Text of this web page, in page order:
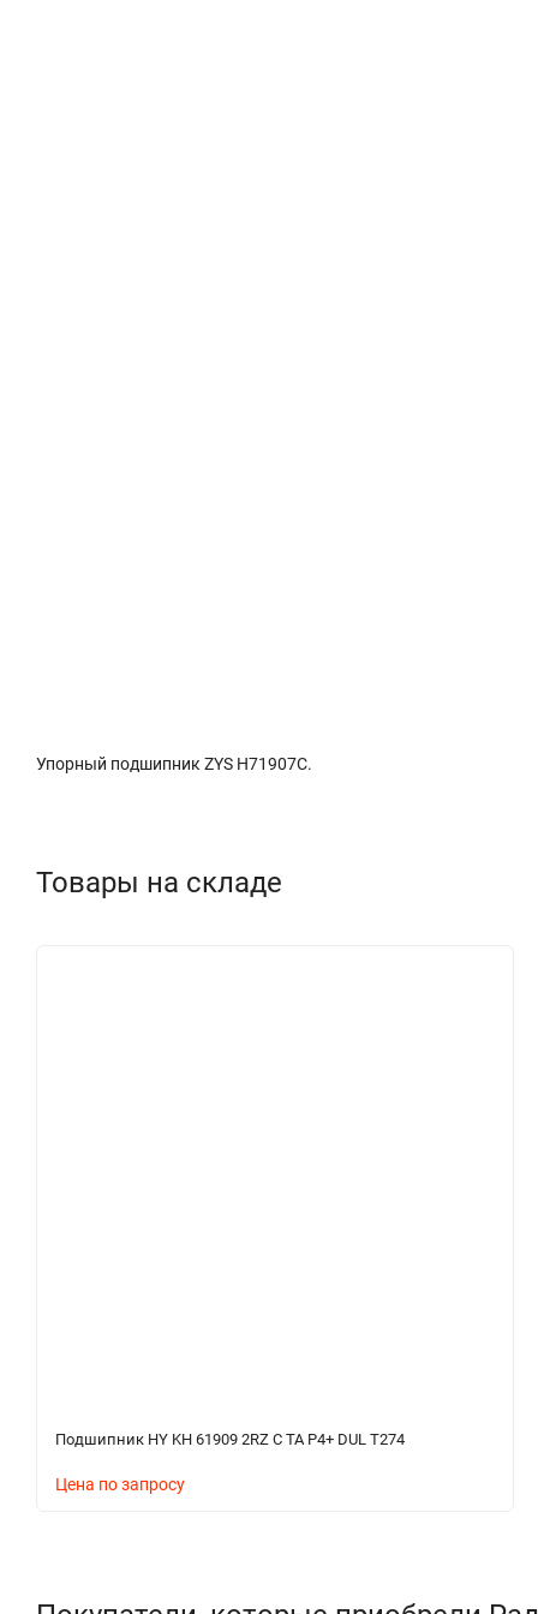
Упорный подшипник ZYS H71907C.
Товары на складе
Подшипник HY KH 61909 2RZ C TA P4+ DUL T274
Цена по запросу